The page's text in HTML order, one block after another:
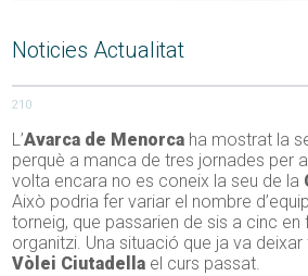
Noticies Actualitat
210
L’Avarca de Menorca ha mostrat la
perquè a manca de tres jornades per
volta encara no es coneix la seu de la
Això podria fer variar el nombre
torneig, que passarien de sis a cinc en
organitzi. Una situació que ja va deixar
Vòlei Ciutadella el curs passat.